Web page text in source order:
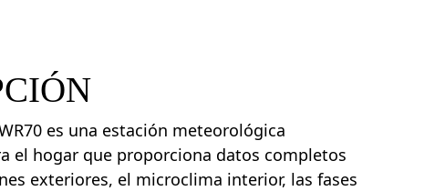
es una estación meteorológica
el hogar que proporciona datos completos
exteriores, el microclima interior, las fases